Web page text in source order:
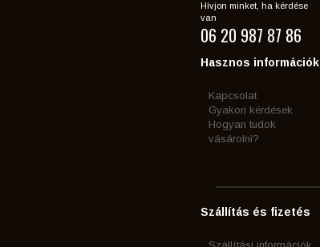
Hívjon minket, ha kérdése
van
06 20 987 87 86
Hasznos információk
Kapcsolat
Gyakori kérdések
Hogyan tudok
vásárolni?
Szállítás és fizetés
Szállítási információk